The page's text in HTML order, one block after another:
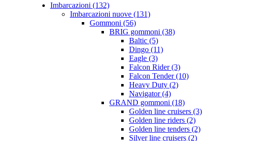
Imbarcazioni (132)
Imbarcazioni nuove (131)
Gommoni (56)
BRIG gommoni (38)
Baltic (5)
Dingo (11)
Eagle (3)
Falcon Rider (3)
Falcon Tender (10)
Heavy Duty (2)
Navigator (4)
GRAND gommoni (18)
Golden line cruisers (3)
Golden line riders (2)
Golden line tenders (2)
Silver line cruisers (2)